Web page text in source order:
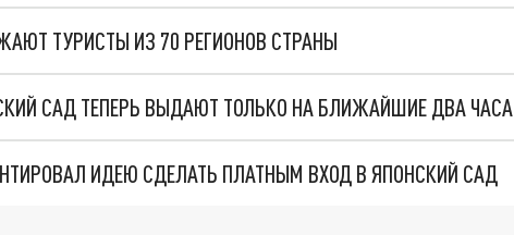
ТУРИСТЫ ИЗ 70 РЕГИОНОВ СТРАНЫ
САД ТЕПЕРЬ ВЫДАЮТ ТОЛЬКО НА БЛИЖАЙШИЕ ДВА ЧАСА
ИДЕЮ СДЕЛАТЬ ПЛАТНЫМ ВХОД В ЯПОНСКИЙ САД